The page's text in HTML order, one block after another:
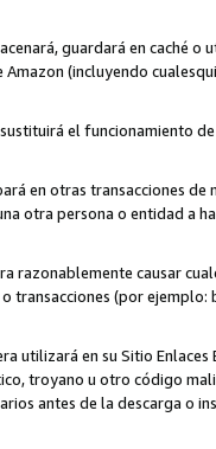
guardará en caché
(incluyendo
el funcionamiento
en otras transacciones
otra persona o entidad a
razonablemente causar
transacciones (por
utilizará en su Sitio
troyano u otro código
antes de la descarga